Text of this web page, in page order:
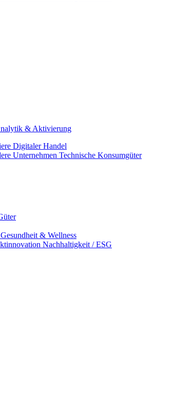
& Aktivierung
Digitaler Handel
Unternehmen Technische Konsumgüter
Gesundheit & Wellness
Nachhaltigkeit / ESG